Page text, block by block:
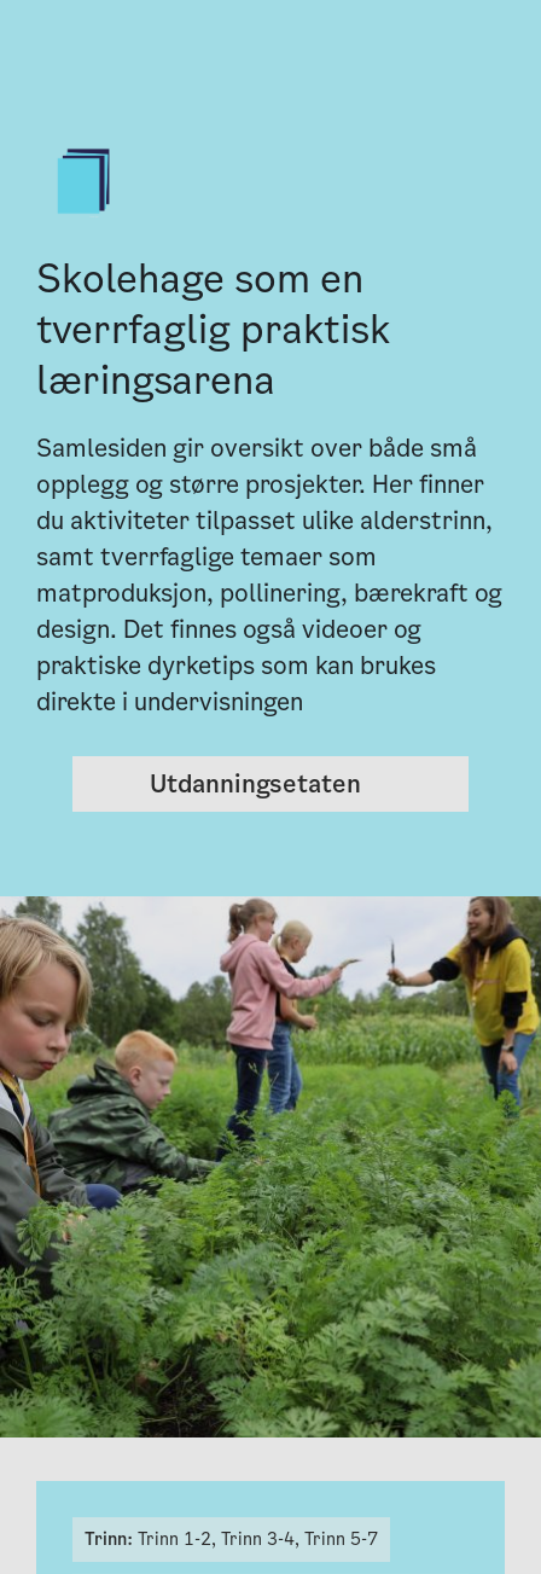
Skolehage som en
tverrfaglig praktisk
læringsarena
Samlesiden gir oversikt over både små
opplegg og større prosjekter. Her finner
du aktiviteter tilpasset ulike alderstrinn,
samt tverrfaglige temaer som
matproduksjon, pollinering, bærekraft og
design. Det finnes også videoer og
praktiske dyrketips som kan brukes
direkte i undervisningen
Utdanningsetaten
Trinn: Trinn 1-2, Trinn 3-4, Trinn 5-7